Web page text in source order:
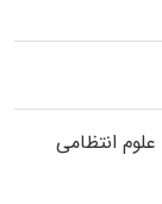
انتظامی